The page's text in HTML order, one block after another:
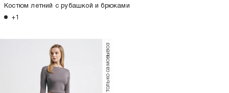
Костюм летний с рубашкой и брюками
+1
только самовывоз